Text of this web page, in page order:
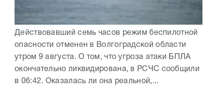
Действовавший семь часов режим беспилотной
опасности отменен в Волгоградской области
утром 9 августа. О том, что угроза атаки БПЛА
окончательно ликвидирована, в РСЧС сообщили
в 06:42. Оказалась ли она реальной,...